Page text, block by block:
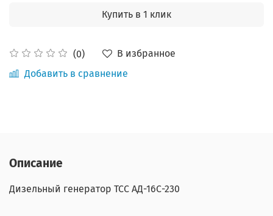
(0)
В избранное
Добавить в сравнение
Купить в 1 клик
Описание
Дизельный генератор ТСС АД-16С-230